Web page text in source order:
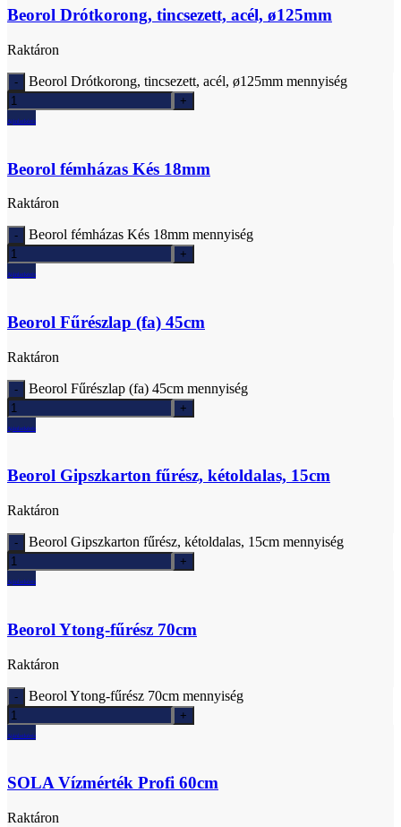
Beorol Drótkorong, tincsezett, acél, ø125mm
Raktáron
Beorol Drótkorong, tincsezett, acél, ø125mm mennyiség
Ajánlatkérés
Beorol fémházas Kés 18mm
Raktáron
Beorol fémházas Kés 18mm mennyiség
Ajánlatkérés
Beorol Fűrészlap (fa) 45cm
Raktáron
Beorol Fűrészlap (fa) 45cm mennyiség
Ajánlatkérés
Beorol Gipszkarton fűrész, kétoldalas, 15cm
Raktáron
Beorol Gipszkarton fűrész, kétoldalas, 15cm mennyiség
Ajánlatkérés
Beorol Ytong-fűrész 70cm
Raktáron
Beorol Ytong-fűrész 70cm mennyiség
Ajánlatkérés
SOLA Vízmérték Profi 60cm
Raktáron